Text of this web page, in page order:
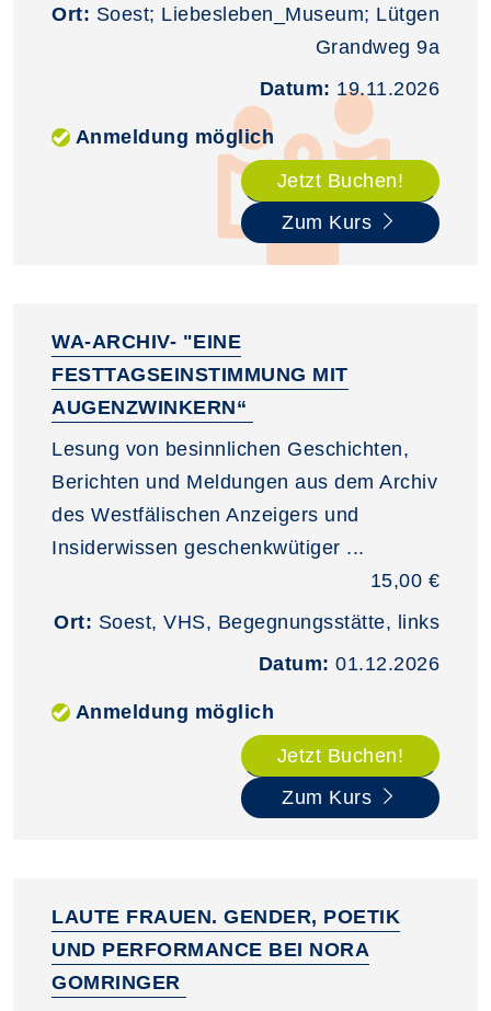
Ort: Soest; Liebesleben_Museum; Lütgen
Grandweg 9a
Datum: 19.11.2026
Anmeldung möglich
Jetzt Buchen!
Zum Kurs
WA-ARCHIV- "EINE
FESTTAGSEINSTIMMUNG MIT
AUGENZWINKERN“
Lesung von besinnlichen Geschichten,
Berichten und Meldungen aus dem Archiv
des Westfälischen Anzeigers und
Insiderwissen geschenkwütiger ...
15,00 €
Ort: Soest, VHS, Begegnungsstätte, links
Datum: 01.12.2026
Anmeldung möglich
Jetzt Buchen!
Zum Kurs
LAUTE FRAUEN. GENDER, POETIK
UND PERFORMANCE BEI NORA
GOMRINGER